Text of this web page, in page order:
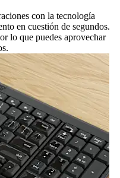
con la tecnología
en cuestión de segundos.
lo que puedes aprovechar